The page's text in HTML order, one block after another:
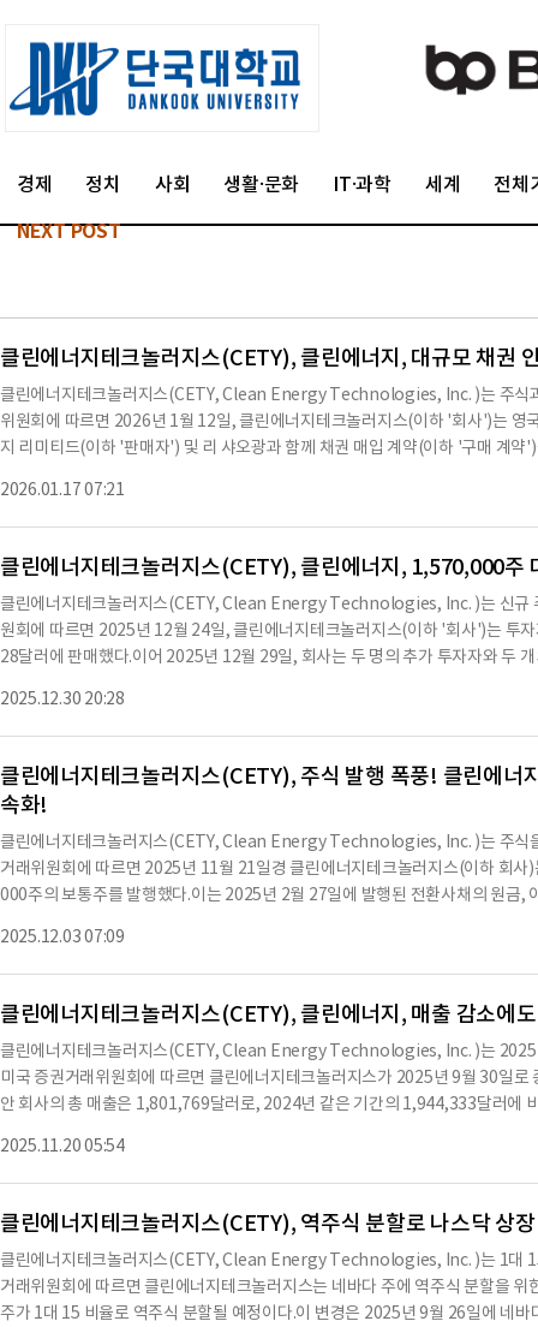
경제 정치 사회 생활·문화 IT·과학 세계 전체
NEXT POST
클린에너지테크놀러지스(CETY), 클린에너지, 대규모 채권
클린에너지테크놀러지스(CETY, Clean Energy Technologies, Inc. )는 주식
위원회에 따르면 2026년 1월 12일, 클린에너지테크놀러지스(이하 '회사')는 영
지 리미티드(이하 '판매자') 및 리 샤오광과 함께 채권 매입 계약(이하 '구매 계약
매 가격은 HK$에 해당하는 700,000달러와 1,932,000주 회사 보통주로 구성된
급되며, 잔여 200,000달러는 거래 종료 후 30일 이내에 지급될 예정이다.회사
를 진행했다.판매자는 인증된 투자자로 분류되며, 이 거래는 공모가 아닌 사모
한된다. 구매 계약의 부속서에는 계약의 세부 사항이 포함되어 있으며, 판매자
을 충족하지 못할 경우, 거래는 종료될 수 있다.계약의 모든 조항은 법적 구속력
라 이루어진다.계약의 모든 조항은 상호 협의에 의해 작성되었으며, 계약의 수
효하며, 계약의 일부 조항이 무효가 되더라도 나머지 조항의 유효성에는 영향
컨텐츠 원문과 다를 수 있습니다. 해당 컨
2026.01.17 07:21
클린에너지테크놀러지스(CETY), 클린에너지, 1,570,000주
클린에너지테크놀러지스(CETY, Clean Energy Technologies, Inc. )는 신규
원회에 따르면 2025년 12월 24일, 클린에너지테크놀러지스(이하 '회사')는 투
28달러에 판매했다.이어 2025년 12월 29일, 회사는 두 명의 추가 투자자와 두
술, 보증 및 약속을 포함하고 있으며, 네바다 주 법률에 따라 규율된다.회사는
주식을 판매했으며, 투자자들은 인증된 투자자들로 구성되어 있다.이 거래는 공
되는 주식은 증권법에 따라 전송 제한이 있다.회사는 구독 계약의 형식을 첨부
계약의 형식에 의해 제한된다.회사는 2024년 12월 31일 종료된 회계연도의 연
회사의 재무 상태를 공정하게 나타내고 있다.회사는 이번 주식 발행을 통해 자본
할 계획이다.현재 회사의 재무 상태는 안정적이며, 이번 자금 조달이 회사의 성
텐츠는 AI API를 이용하여 요약한 내용으로 수치나 문맥상 요약이 컨텐츠 원문
투자를 할때는 컨텐츠 원문을 필히 필독하시기 바랍니다.
2025.12.30 20:28
클린에너지테크놀러지스(CETY), 주식 발행 폭풍! 클린에너
속화!
클린에너지테크놀러지스(CETY, Clean Energy Technologies, Inc. )는 주식
거래위원회에 따르면 2025년 11월 21일경 클린에너지테크놀러지스(이하 회
000주의 보통주를 발행했다.이는 2025년 2월 27일에 발행된 전환사채의 원금,
5년 4월 4일에 발행된 전환사채의 원금, 이자 및 수수료로 72,164.29달러를 전
주의 보통주를 추가로 발행했다.이는 2025년 2월 27일에 발행된 전환사채의
과다.또한, 같은 날 Mast Hill에게 90,773주의 보통주를 발행했으며, 이는 2025
수료로 87,185.92달러를 전환한 것이다.2025년 11월 26일, 회사는 Mast Hill
년 1월 16일에 발행된 워런트의 행사에 따른 것이다.2025년 12월 1일, 회사는
으며, 이는 동일한 워런트의 행사에 따른 것이다.같은 날, 회사는 Pacific Pier
4월 4일에 발행된 전환사채의 원금, 이자 및 수수료로 101,904.82달러를 전환
2025.12.03 07:09
클린에너지테크놀러지스(CETY), 클린에너지, 매출 감소에
클린에너지테크놀러지스(CETY, Clean Energy Technologies, Inc. )는 2025
미국 증권거래위원회에 따르면 클린에너지테크놀러지스가 2025년 9월 30일로
안 회사의 총 매출은 1,801,769달러로, 2024년 같은 기간의 1,944,333달러에
총 자산은 14,798,895달러로, 2024년 12월 31일의 9,505,480달러에서 증가
일의 6,566,978달러에 비해 증가했다. 회사의 총 주주 자본은 7,095,133달러
가했다. 이는 주로 투자 증가에 따른 결과이다.회사는 2025년 9월 30일 기준으
액면가는 0.001달러이다. 또한 2025년 9월 30일 기준으로 30,922,858달러의
085달러의 현금이 사용되었다. 이러한 재무 상태는 회사의 지속 가능성에 대한
을 확보하기 위해 추가 자본 조달 및 운영에서 긍정적인 현금 흐름을 생성하는
5,315달러의 총 매출 총이익을 기록했으며, 이는 2024년 같은 기간의 641,575
2025.11.20 05:54
클린에너지테크놀러지스(CETY), 역주식 분할로 나스닥 상
클린에너지테크놀러지스(CETY, Clean Energy Technologies, Inc. )는 1대
거래위원회에 따르면 클린에너지테크놀러지스는 네바다 주에 역주식 분할을
주가 1대 15 비율로 역주식 분할될 예정이다.이 변경은 2025년 9월 26일에 네